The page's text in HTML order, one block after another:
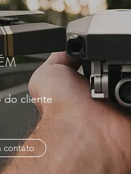
do cliente
contato